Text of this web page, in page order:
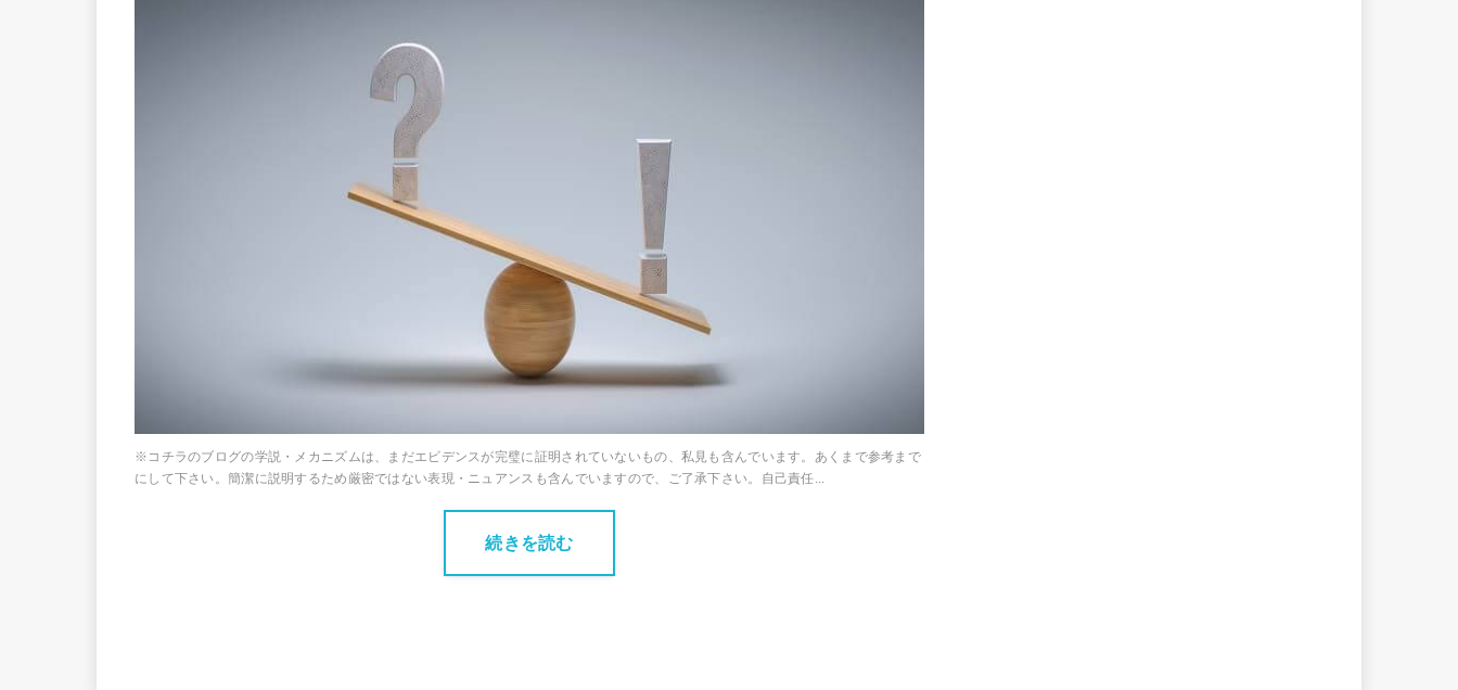
※コチラのブログの学説・メカニズムは、まだエビデンスが完璧に証明されていないもの、私見も含んでいます。あくまで参考まで
にして下さい。簡潔に説明するため厳密ではない表現・ニュアンスも含んでいますので、ご了承下さい。自己責任...
続きを読む